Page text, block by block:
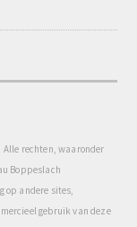
Alle rechten, waaronder
Boppeslach
op andere sites,
gebruik van deze